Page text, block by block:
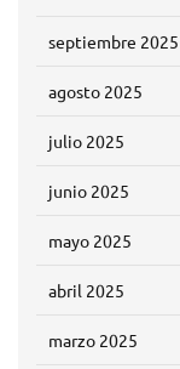
septiembre 2025
agosto 2025
julio 2025
junio 2025
mayo 2025
abril 2025
marzo 2025